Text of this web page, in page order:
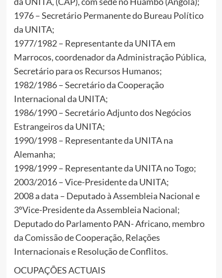
1976 – Secretário Permanente do Bureau Político
da UNITA;
1977/1982 – Representante da UNITA em
Marrocos, coordenador da Administração Pública,
Secretário para os Recursos Humanos;
1982/1986 – Secretário da Cooperação
Internacional da UNITA;
1986/1990 – Secretário Adjunto dos Negócios
Estrangeiros da UNITA;
1990/1998 – Representante da UNITA na
Alemanha;
1998/1999 – Representante da UNITA no Togo;
2003/2016 – Vice-Presidente da UNITA;
2008 a data – Deputado à Assembleia Nacional e
3ºVice-Presidente da Assembleia Nacional;
Deputado do Parlamento PAN- Africano, membro
da Comissão de Cooperação, Relações
Internacionais e Resolução de Conflitos.
OCUPAÇÕES ACTUAIS